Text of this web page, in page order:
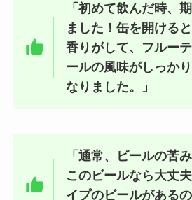
5 円チョコ
で買える？
三年番茶
「初めて飲んだ時、
ました！缶を開ける
香りがして、フルー
ールの風味がしっか
なりました。」
「通常、ビールの苦
このビールなら大丈
イプのビールがある